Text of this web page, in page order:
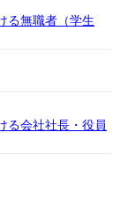
る無職者（学生
る会社社長・役員